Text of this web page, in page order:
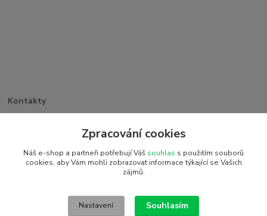
Kontakty
+420 773 263 369
detiakostky@seznam.cz
2016 © Detiakostky.cz - Všechna práva vyhrazena. Vytvořeno
Zpracování cookies
Náš e-shop a partneři potřebují Váš souhlas s použitím souborů
cookies, aby Vám mohli zobrazovat informace týkající se Vašich
zájmů.
Nastavení Souhlasím